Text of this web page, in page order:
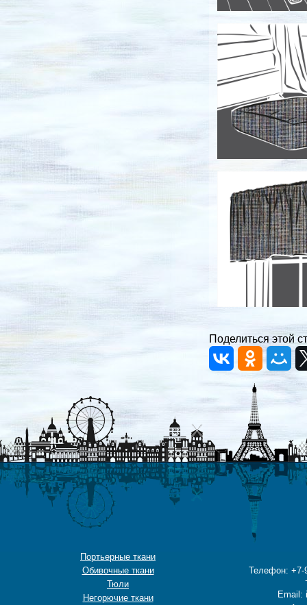
Поделиться этой
Портьерные ткани
Обивочные ткани
Тюли
Негорючие ткани
Телефон: +7-
Email: